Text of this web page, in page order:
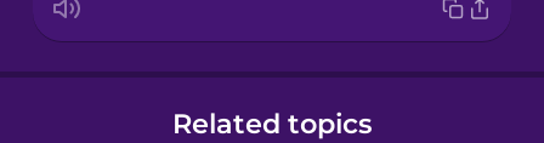
Related topics